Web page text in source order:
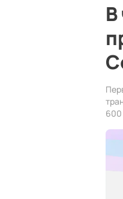
В
600